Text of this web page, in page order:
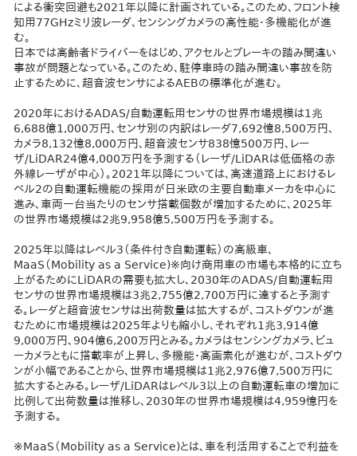
による衝突回避も2021年以降に計画されている。このため、フロント検
知用77GHzミリ波レーダ、センシングカメラの高性能・多機能化が進
む。
日本では高齢者ドライバーをはじめ、アクセルとブレーキの踏み間違い
事故が問題となっている。このため、駐停車時の踏み間違い事故を防
止するために、超音波センサによるAEBの標準化が進む。
2020年におけるADAS/自動運転用センサの世界市場規模は1兆
6,688億1,000万円、センサ別の内訳はレーダ7,692憶8,500万円、
カメラ8,132憶8,000万円、超音波センサ838憶500万円、レー
ザ/LiDAR24億4,000万円を予測する（レーザ/LiDARは低価格の赤
外線レーザが中心）。2021年以降については、高速道路上におけるレ
ベル2の自動運転機能の採用が日米欧の主要自動車メーカを中心に
進み、車両一台当たりのセンサ搭載個数が増加するために、2025年
の世界市場規模は2兆9,958億5,500万円を予測する。
2025年以降はレベル3（条件付き自動運転）の高級車、
MaaS（Mobility as a Service)※向け商用車の市場も本格的に立ち
上がるためにLiDARの需要も拡大し、2030年のADAS/自動運転用
センサの世界市場規模は3兆2,755億2,700万円に達すると予測す
る。レーダと超音波センサは出荷数量は拡大するが、コストダウンが進
むために市場規模は2025年よりも縮小し、それぞれ1兆3,914億
9,000万円、904億6,200万円とみる。カメラはセンシングカメラ、ビュ
ーカメラともに搭載率が上昇し、多機能・高画素化が進むが、コストダウ
ンが小幅であることから、世界市場規模は1兆2,976億7,500万円に
拡大するとみる。レーザ/LiDARはレベル3以上の自動運転車の増加に
比例して出荷数量は推移し、2030年の世界市場規模は4,959憶円を
予測する。
​※MaaS（Mobility as a Service)とは、車を利活用することで利益を